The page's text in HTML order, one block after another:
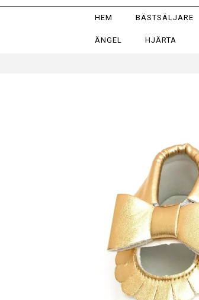
HEM BÄSTSÄLJARE
ÄNGEL HJÄRTA